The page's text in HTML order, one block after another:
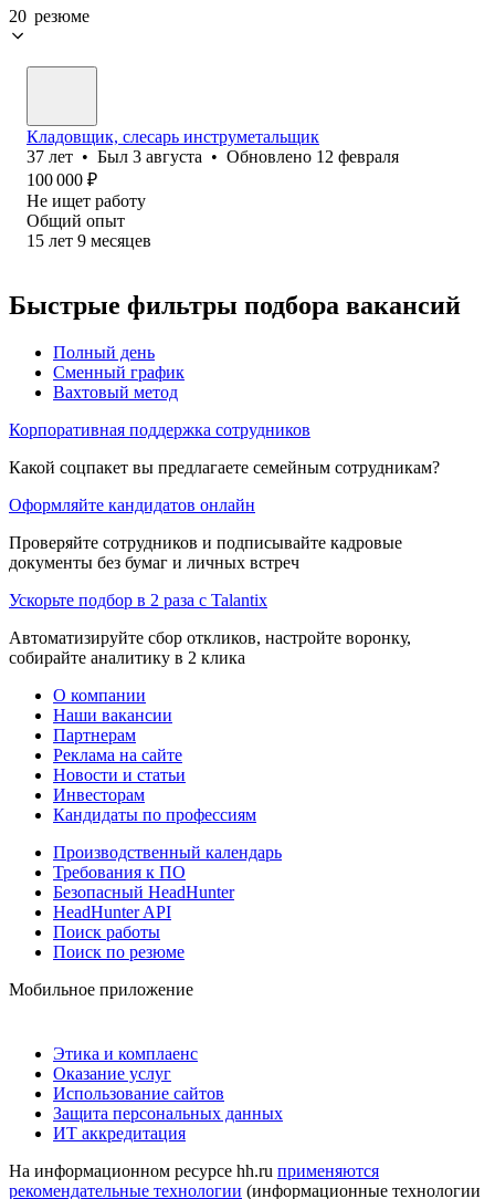
20 резюме
Кладовщик, слесарь инструметальщик
37 лет • Был 3 августа • Обновлено 12 февраля
100 000 ₽
Не ищет работу
Общий опыт
15 лет 9 месяцев
Быстрые фильтры подбора вакансий
Полный день
Сменный график
Вахтовый метод
Корпоративная поддержка сотрудников
Какой соцпакет вы предлагаете семейным сотрудникам?
Оформляйте кандидатов онлайн
Проверяйте сотрудников и подписывайте кадровые
документы без бумаг и личных встреч
Ускорьте подбор в 2 раза с Talantix
Автоматизируйте сбор откликов, настройте воронку,
собирайте аналитику в 2 клика
О компании
Наши вакансии
Партнерам
Реклама на сайте
Новости и статьи
Инвесторам
Кандидаты по профессиям
Производственный календарь
Требования к ПО
Безопасный HeadHunter
HeadHunter API
Поиск работы
Поиск по резюме
Мобильное приложение
Этика и комплаенс
Оказание услуг
Использование сайтов
Защита персональных данных
ИТ аккредитация
На информационном ресурсе hh.ru применяются
рекомендательные технологии (информационные технологии